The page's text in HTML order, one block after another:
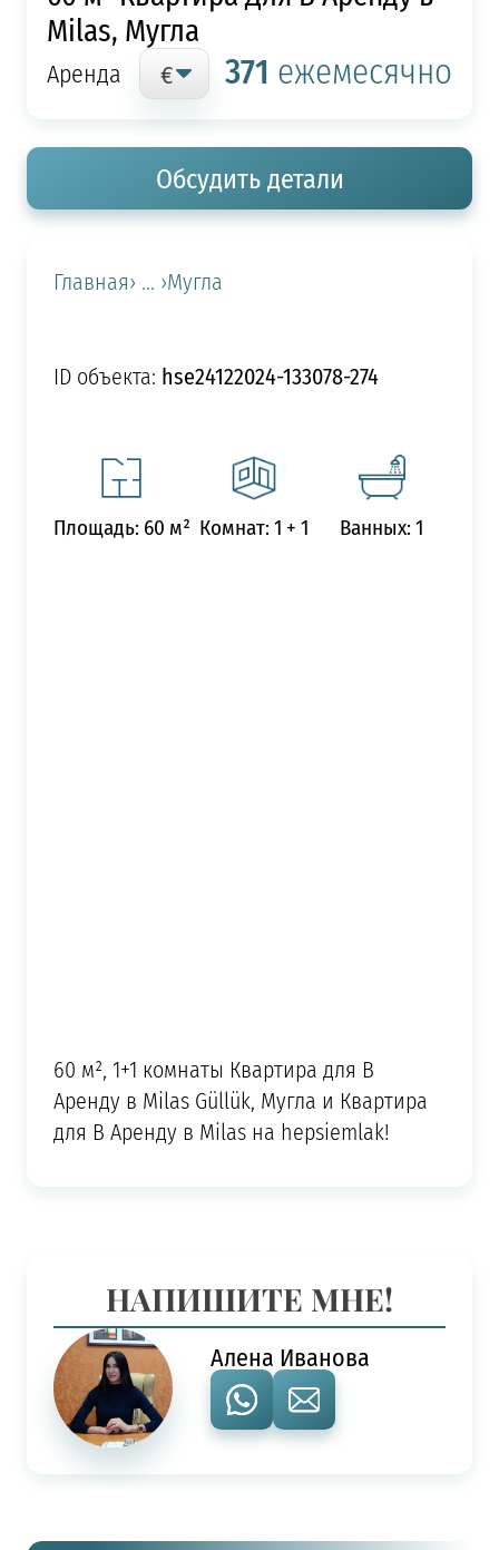
Milas, Мугла
Аренда 371 ежемесячно
Обсудить детали
Главная› ... ›Мугла
ID объекта: hse24122024-133078-274
Площадь: 60 м² Комнат: 1 + 1 Ванных: 1
60 м², 1+1 комнаты Квартира для В
Аренду в Milas Güllük, Мугла и Квартира
для В Аренду в Milas на hepsiemlak!
НАПИШИТЕ МНЕ!
Алена Иванова